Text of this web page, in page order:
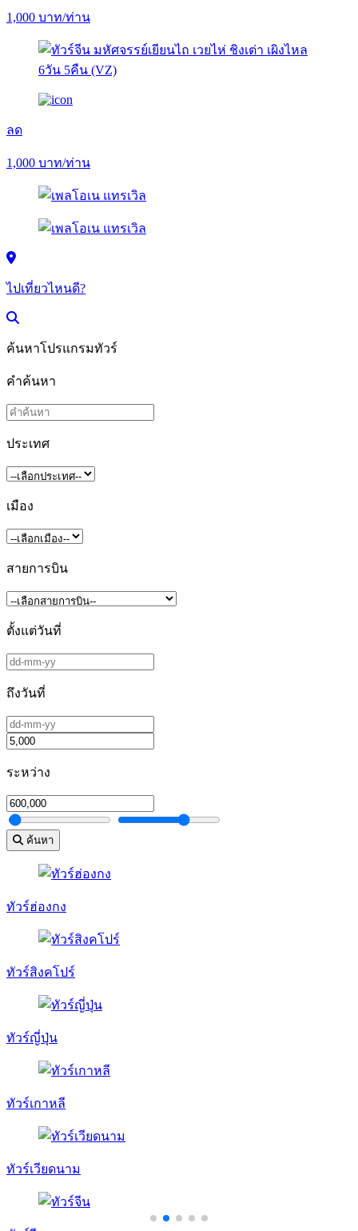
1,000 บาท/ท่าน
ลด
1,000 บาท/ท่าน
ไปเที่ยวไหนดี?
ค้นหาโปรแกรมทัวร์
คำค้นหา
ประเทศ
เมือง
สายการบิน
ตั้งแต่วันที่
ถึงวันที่
ระหว่าง
ค้นหา
ทัวร์ฮ่องกง
ทัวร์สิงคโปร์
ทัวร์ญี่ปุ่น
ทัวร์เกาหลี
ทัวร์เวียดนาม